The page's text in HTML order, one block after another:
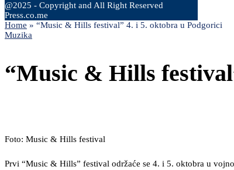
@2025 - Copyright and All Right Reserved
Press.co.me
Home » “Music & Hills festival” 4. i 5. oktobra u Podgorici
Muzika
“Music & Hills
Foto: Music & Hills festival
Prvi “Music & Hills” festival održaće se 4. i 5. oktobra u